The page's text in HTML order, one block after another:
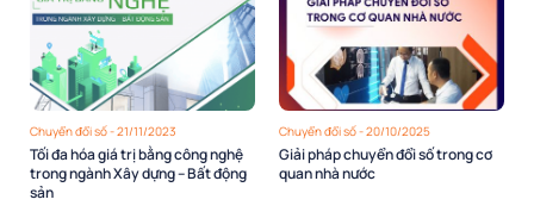
Chuyển đổi số - 21/11/2023
Tối đa hóa giá trị bằng công nghệ
trong ngành Xây dựng – Bất động
sản
Chuyển đổi số - 20/10/2025
Giải pháp chuyển đổi số trong cơ
quan nhà nước